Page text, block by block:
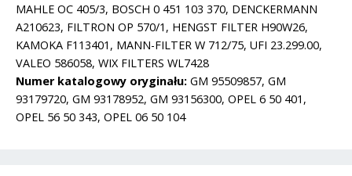
MAHLE OC 405/3, BOSCH 0 451 103 370, DENCKERMANN
A210623, FILTRON OP 570/1, HENGST FILTER H90W26,
KAMOKA F113401, MANN-FILTER W 712/75, UFI 23.299.00,
VALEO 586058, WIX FILTERS WL7428
Numer katalogowy oryginału: GM 95509857, GM
93179720, GM 93178952, GM 93156300, OPEL 6 50 401,
OPEL 56 50 343, OPEL 06 50 104